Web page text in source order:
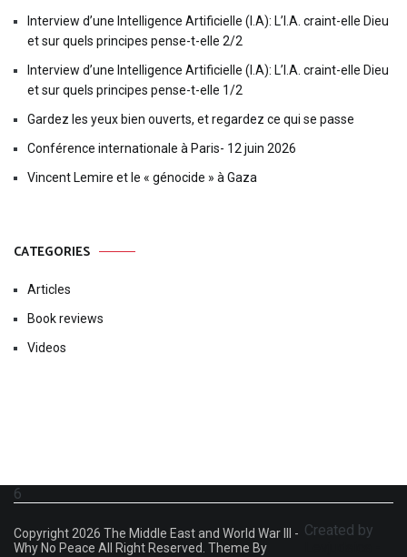
Interview d’une Intelligence Artificielle (I.A): L’I.A. craint-elle Dieu
et sur quels principes pense-t-elle 2/2
Interview d’une Intelligence Artificielle (I.A): L’I.A. craint-elle Dieu
et sur quels principes pense-t-elle 1/2
Gardez les yeux bien ouverts, et regardez ce qui se passe
Conférence internationale à Paris- 12 juin 2026
Vincent Lemire et le « génocide » à Gaza
CATEGORIES
Articles
Book reviews
Videos
6
Copyright 2026 The Middle East and World War III -
Why No Peace All Right Reserved. Theme By
Created by